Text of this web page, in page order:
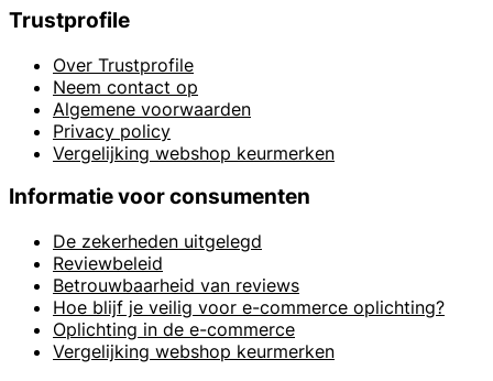
Trustprofile
Over Trustprofile
Neem contact op
Algemene voorwaarden
Privacy policy
Vergelijking webshop keurmerken
Informatie voor consumenten
De zekerheden uitgelegd
Reviewbeleid
Betrouwbaarheid van reviews
Hoe blijf je veilig voor e-commerce oplichting?
Oplichting in de e-commerce
Vergelijking webshop keurmerken